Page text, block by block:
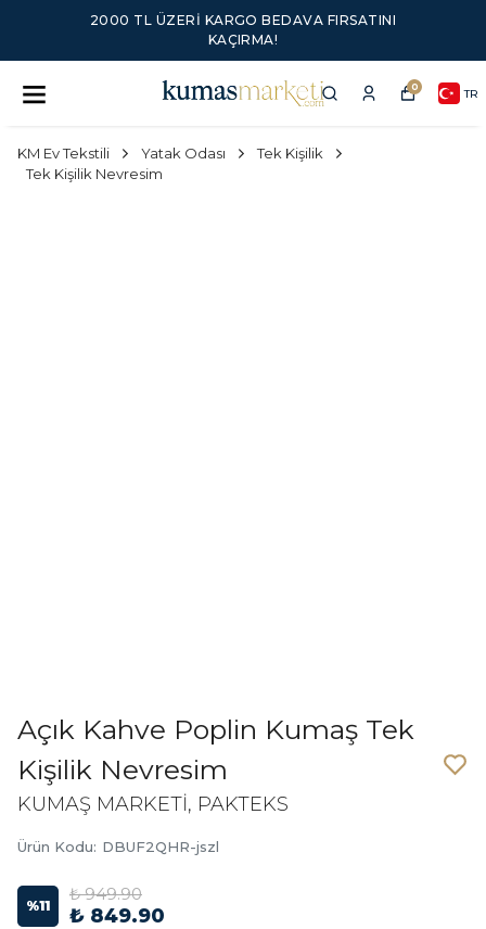
2000 TL ÜZERI KARGO BEDAVA FIRSATINI
KAÇIRMA!
0 TR
KM Ev Tekstili Yatak Odası
Tek Kişilik
Tek Kişilik Nevresim
Açık Kahve Poplin Kumaş Tek
Kişilik Nevresim
KUMAŞ MARKETİ, PAKTEKS
Ürün Kodu: DBUF2QHR-jszl
%11
₺ 949.90
₺ 849.90